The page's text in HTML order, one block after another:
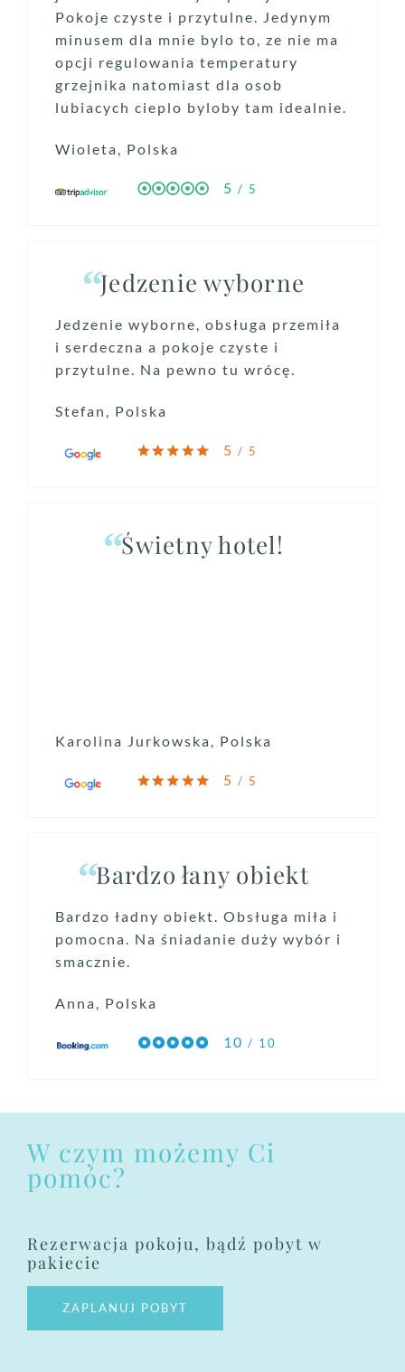
HOTEL
POKOJE
WESELA I PRZYJĘCIA
KONTAKT
DOTACJE UNIJNE
Pokoje czyste i przytulne. Jedynym
minusem dla mnie bylo to, ze nie ma
opcji regulowania temperatury
grzejnika natomiast dla osob
lubiacych cieplo byloby tam idealnie.
Wioleta, Polska
5 / 5
Jedzenie wyborne
Jedzenie wyborne, obsługa przemiła
i serdeczna a pokoje czyste i
przytulne. Na pewno tu wrócę.
Stefan, Polska
5 / 5
Świetny hotel!
Karolina Jurkowska, Polska
5 / 5
Bardzo łany obiekt
Bardzo ładny obiekt. Obsługa miła i
pomocna. Na śniadanie duży wybór i
smacznie.
Anna, Polska
10 / 10
W czym możemy Ci
pomóc?
Rezerwacja pokoju, bądź pobyt w
pakiecie
ZAPLANUJ POBYT